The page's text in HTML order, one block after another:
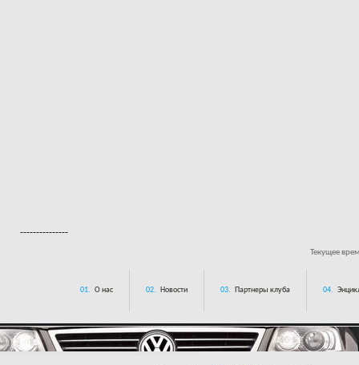
---------------
Текущее
01. О нас 02. Новости 03. Партнеры клуба 04.